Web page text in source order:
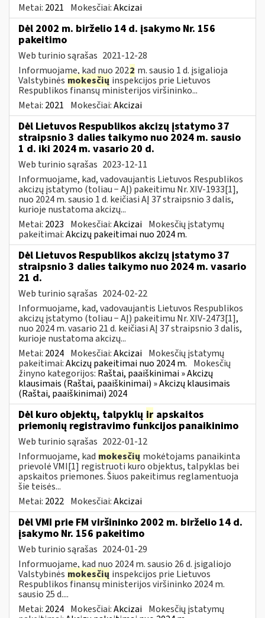
Metai: 2021 Mokesčiai:Akcizai
Dėl 2002 m. birželio 14 d. įsakymo Nr. 156
pakeitimo
Web turinio sąrašas 2021-12-28
Informuojame, kad nuo 2022 m. sausio 1 d. įsigalioja
Valstybinės mokesčių inspekcijos prie Lietuvos
Respublikos finansų ministerijos viršininko...
Metai: 2021 Mokesčiai:Akcizai
Dėl Lietuvos Respublikos akcizų įstatymo 37
straipsnio 3 dalies taikymo nuo 2024 m. sausio
1 d. iki 2024 m. vasario 20 d.
Web turinio sąrašas 2023-12-11
Informuojame, kad, vadovaujantis Lietuvos Respublikos
akcizų įstatymo (toliau − AĮ) pakeitimu Nr. XIV-1933[1],
nuo 2024 m. sausio 1 d. keičiasi AĮ 37 straipsnio 3 dalis,
kurioje nustatoma akcizų...
Metai: 2023 Mokesčiai:Akcizai Mokesčių įstatymų
pakeitimai:Akcizų pakeitimai nuo 2024 m.
Dėl Lietuvos Respublikos akcizų įstatymo 37
straipsnio 3 dalies taikymo nuo 2024 m. vasario
21 d.
Web turinio sąrašas 2024-02-22
Informuojame, kad, vadovaujantis Lietuvos Respublikos
akcizų įstatymo (toliau − AĮ) pakeitimu Nr. XIV-2473[1],
nuo 2024 m. vasario 21 d. keičiasi AĮ 37 straipsnio 3 dalis,
kurioje nustatoma akcizų...
Metai: 2024 Mokesčiai:Akcizai Mokesčių įstatymų
pakeitimai:Akcizų pakeitimai nuo 2024 m. Mokesčių
žinyno kategorijos: Raštai, paaiškinimai » Akcizų
klausimais (Raštai, paaiškinimai) » Akcizų klausimais
(Raštai, paaiškinimai) 2024
Dėl kuro objektų, talpyklų ir apskaitos
priemonių registravimo funkcijos panaikinimo
Web turinio sąrašas 2022-01-12
Informuojame, kad mokesčių mokėtojams panaikinta
prievolė VMI[1] registruoti kuro objektus, talpyklas bei
apskaitos priemones. Šiuos pakeitimus reglamentuoja
šie teisės...
Metai: 2022 Mokesčiai:Akcizai
Dėl VMI prie FM viršininko 2002 m. birželio 14 d.
įsakymo Nr. 156 pakeitimo
Web turinio sąrašas 2024-01-29
Informuojame, kad nuo 2024 m. sausio 26 d. įsigaliojo
Valstybinės mokesčių inspekcijos prie Lietuvos
Respublikos finansų ministerijos viršininko 2024 m.
sausio 25 d....
Metai: 2024 Mokesčiai:Akcizai Mokesčių įstatymų